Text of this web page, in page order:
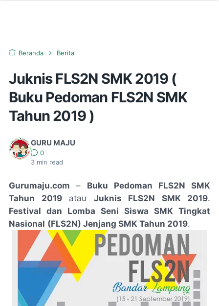
Beranda Berita
Juknis FLS2N SMK 2019 (
Buku Pedoman FLS2N SMK
Tahun 2019 )
GURU MAJU
0
3 min read
Gurumaju.com – Buku Pedoman FLS2N SMK
Tahun 2019atau Juknis FLS2N SMK 2019.
Festival dan Lomba Seni Siswa SMK Tingkat
Nasional (FLS2N) Jenjang SMK Tahun 2019.